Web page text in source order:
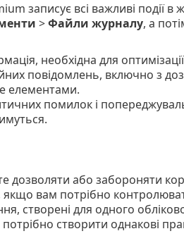
записує всі важливі події
>Файли журналу, а
необхідна для
повідомлень, включно з
елементами.
помилок і
або забороняти
вам потрібно
створені для одного
створити однакові